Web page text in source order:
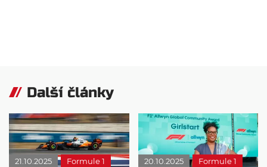
Další články
21.10.2025 Formule 1 20.10.2025 Formule 1